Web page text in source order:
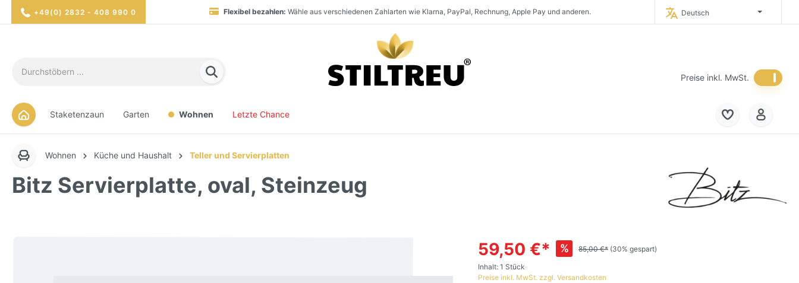
+49(0) 2832 - 408 990 0 Flexibel bezahlen: Wähle aus verschiedenen Zahlarten wie Klarna, PayPal, Rechnung, Apple Pay und anderen.
Paket- und Speditionsversand innerhalb
Staketenzaun Vollsortiment und stets hohe Warenverfügbarkeit. Größter Direktimporteur Deutschlands.
SSL-verschlüsselt und DSGVO-konform online einkaufen. Serverstandort in Deutschland.
Deutsch
Preise inkl. MwSt.
Staketenzaun Garten Wohnen Letzte Chance
Wohnen Küche und Haushalt Teller und Servierplatten
Bitz Servierplatte, oval, Steinzeug
59,50 €* % 85,00 €* (30% gespart)
Inhalt: 1 Stück
Preise inkl. MwSt. zzgl. Versandkosten